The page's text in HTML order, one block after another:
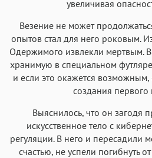
увеличивая
Везение не может
опытов стал для него роковым.
Одержимого извлекли мертвым.
хранимую в специальном
и если это окажется
создания первого
Выяснилось, что он загодя
искусственное тело с
регуляции. В него и пересадили
счастью, не успели погибнуть